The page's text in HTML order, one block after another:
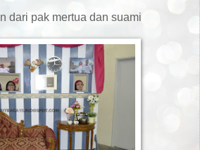
dari pak mertua dan suami